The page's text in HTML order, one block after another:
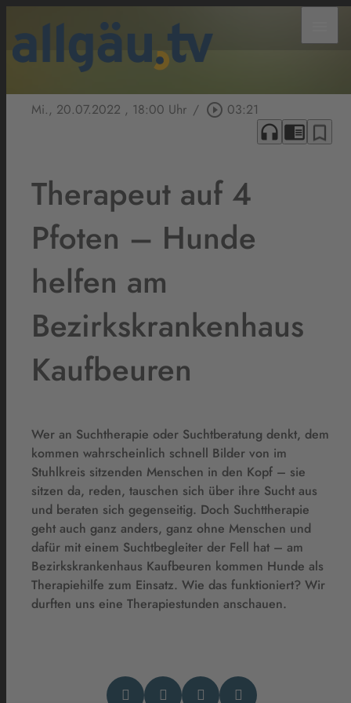
Mi., 20.07.2022 , 18:00 Uhr / play_circle_outline 03:21
headphones chrome_reader_mode bookmark_border
Therapeut auf 4
Pfoten – Hunde
helfen am
Bezirkskrankenhaus
Kaufbeuren
Wer an Suchtherapie oder Suchtberatung denkt, dem
kommen wahrscheinlich schnell Bilder von im
Stuhlkreis sitzenden Menschen in den Kopf – sie
sitzen da, reden, tauschen sich über ihre Sucht aus
und beraten sich gegenseitig. Doch Suchttherapie
geht auch ganz anders, ganz ohne Menschen und
dafür mit einem Suchtbegleiter der Fell hat – am
Bezirkskrankenhaus Kaufbeuren kommen Hunde als
Therapiehilfe zum Einsatz. Wie das funktioniert? Wir
durften uns eine Therapiestunden anschauen.